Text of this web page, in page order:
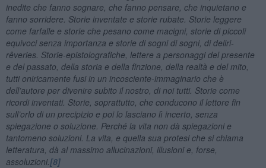
inedite che fanno sognare, che fanno pensare, che inquietano e
fanno sorridere. Storie inventate e storie rubate. Storie leggere
come farfalle e storie che pesano come macigni, storie di piccoli
equivoci senza importanza e storie di sogni di sogni, di deliri-
rêveries. Storie-epistolografiche, lettere a personaggi del presente
e del passato, della storia e della finzione, della realtà e del mito,
tutti oniricamente fusi in un incosciente-immaginario che è
dell’autore per divenire subito il nostro, di noi tutti. Storie come
ricordi inventati. Storie, soprattutto, che conducono il lettore fin
sull’orlo di un precipizio e poi lo lasciano lì incerto, senza
spiegazione o soluzione. Perché la vita non dà spiegazioni e
tantomeno soluzioni. La vita, e quella sua protesi che si chiama
letteratura, dà al massimo allucinazioni, illusioni e, forse,
assoluzioni. [8]